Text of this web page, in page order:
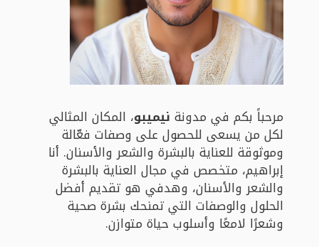
مرحباً بكم في مدونة نيميبو، المكان المثالي
لكل من يسعى للحصول على وصفات فعّالة
وموثوقة للعناية بالبشرة والشعر والأسنان. أنا
إبراهيم، متخصص في مجال العناية بالبشرة
والشعر والأسنان، وهدفي هو تقديم أفضل
الحلول والوصفات التي تمنحك بشرة صحية
وشعرًا لامعًا وأسلوب حياة متوازن.